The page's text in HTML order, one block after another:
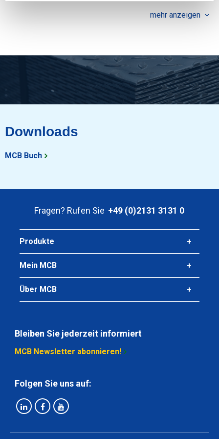
mehr anzeigen
Downloads
MCB Buch
Fragen? Rufen Sie +49 (0)2131 3131 0
Produkte
Mein MCB
Über MCB
Bleiben Sie jederzeit informiert
MCB Newsletter abonnieren!
Folgen Sie uns auf: